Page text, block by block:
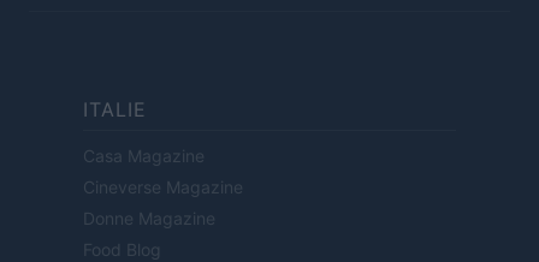
ITALIE
Casa Magazine
Cineverse Magazine
Donne Magazine
Food Blog